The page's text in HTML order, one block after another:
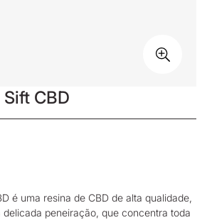
CBD
é uma resina de CBD de alta qualidade,
peneiração, que concentra toda